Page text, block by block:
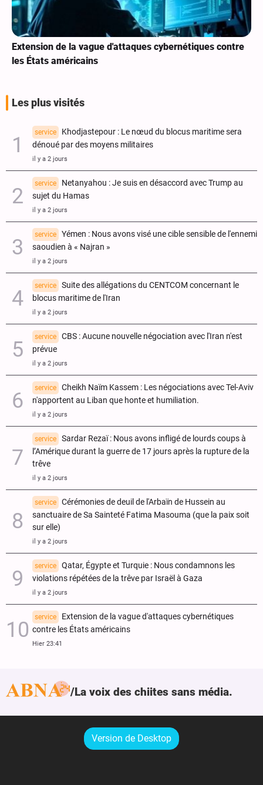
Extension de la vague d'attaques cybernétiques contre
les États américains
Les plus visités
service
Khodjastepour : Le nœud du blocus maritime sera
dénoué par des moyens militaires
il y a 2 jours
service
Netanyahou : Je suis en désaccord avec Trump au
sujet du Hamas
il y a 2 jours
service
Yémen : Nous avons visé une cible sensible de l'ennemi
saoudien à « Najran »
il y a 2 jours
service
Suite des allégations du CENTCOM concernant le
blocus maritime de l'Iran
il y a 2 jours
service
CBS : Aucune nouvelle négociation avec l'Iran n'est
prévue
il y a 2 jours
service
Cheikh Naïm Kassem : Les négociations avec Tel-Aviv
n'apportent au Liban que honte et humiliation.
il y a 2 jours
service
Sardar Rezaï : Nous avons infligé de lourds coups à
l’Amérique durant la guerre de 17 jours après la rupture de la
trêve
il y a 2 jours
service
Cérémonies de deuil de l'Arbaïn de Hussein au
sanctuaire de Sa Sainteté Fatima Masouma (que la paix soit
sur elle)
il y a 2 jours
service
Qatar, Égypte et Turquie : Nous condamnons les
violations répétées de la trêve par Israël à Gaza
il y a 2 jours
service
Extension de la vague d'attaques cybernétiques
contre les États américains
Hier 23:41
La voix des chiites sans média.
Version de Desktop